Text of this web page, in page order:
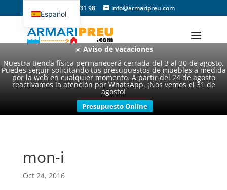
☀️ Aviso de vacaciones
Nuestra tienda física permanecerá cerrada del 3 al 30 de agosto.
Puedes seguir solicitando tus presupuestos de muebles a medida
por la web en cualquier momento. A partir del 24 de agosto
reactivamos la atención por WhatsApp. ¡Nos vemos el 31 de
agosto!
Presupuesto Online
93 357 31 98 info@armaripreu.com
mon-i
Oct 24, 2016
Español
Català